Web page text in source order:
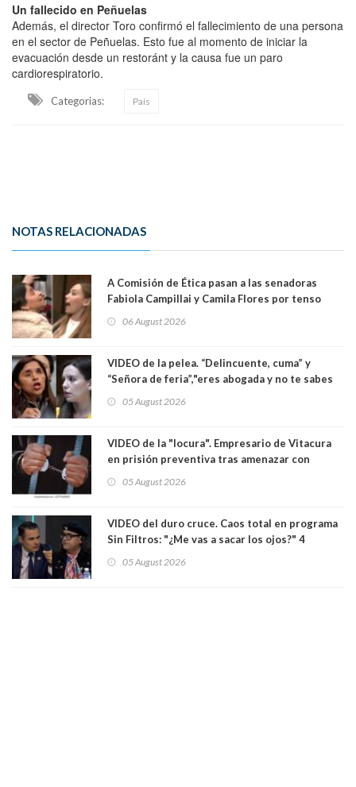
Un fallecido en Peñuelas
Además, el director Toro confirmó el fallecimiento de una persona
en el sector de Peñuelas. Esto fue al momento de iniciar la
evacuación desde un restoránt y la causa fue un paro
cardiorespiratorio.
Categorias: País
NOTAS RELACIONADAS
A Comisión de Ética pasan a las senadoras
Fabiola Campillai y Camila Flores por tenso
06 August 2026
VIDEO de la pelea. “Delincuente, cuma” y
“Señora de feria”,"eres abogada y no te sabes
senadoras Camila Flores y Fabiola Campillai en
05 August 2026
VIDEO de la "locura". Empresario de Vitacura
en prisión preventiva tras amenazar con
Los persiguió en potente camioneta
05 August 2026
VIDEO del duro cruce. Caos total en programa
Sin Filtros: "¿Me vas a sacar los ojos?" 4
excarabinero que dejó ciego a Gustavo Gatica:
05 August 2026